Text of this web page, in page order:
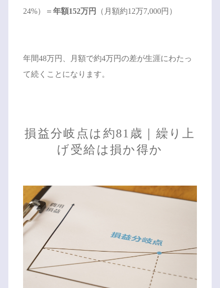
24%）＝ 年額152万円 （月額約12万7,000円）
年間48万円、月額で約4万円の差が生涯にわたっ
て続くことになります。
損益分岐点は約81歳｜繰り上
げ受給は損か得か